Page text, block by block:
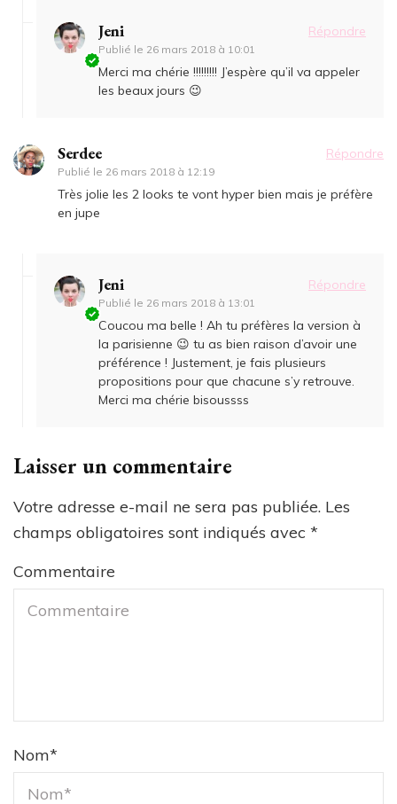
Jeni
Publié le 26 mars 2018 à 10:01
Répondre
Merci ma chérie !!!!!!!!! J’espère qu’il va appeler
les beaux jours 😉
Serdee
Publié le 26 mars 2018 à 12:19
Répondre
Très jolie les 2 looks te vont hyper bien mais je préfère
en jupe
Jeni
Publié le 26 mars 2018 à 13:01
Répondre
Coucou ma belle ! Ah tu préfères la version à
la parisienne 😉 tu as bien raison d’avoir une
préférence ! Justement, je fais plusieurs
propositions pour que chacune s’y retrouve.
Merci ma chérie bisoussss
Laisser un commentaire
Votre adresse e-mail ne sera pas publiée. Les
champs obligatoires sont indiqués avec *
Commentaire
Nom*